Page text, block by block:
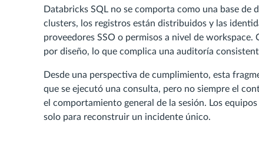
Databricks SQL no se comporta como una base
clusters, los registros están distribuidos y las
proveedores SSO o permisos a nivel de
por diseño, lo que complica una auditoría
Desde una perspectiva de cumplimiento, esta
que se ejecutó una consulta, pero no siempre el
el comportamiento general de la sesión. Los
solo para reconstruir un incidente único.